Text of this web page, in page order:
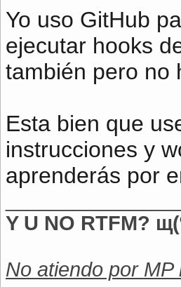
Yo uso GitHub
ejecutar hooks
también pero no
Esta bien que
instrucciones y
aprenderás por
Y U NO RTFM?
No atiendo por